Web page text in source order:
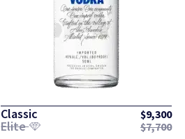
Classic $9,300
Elite $7,700